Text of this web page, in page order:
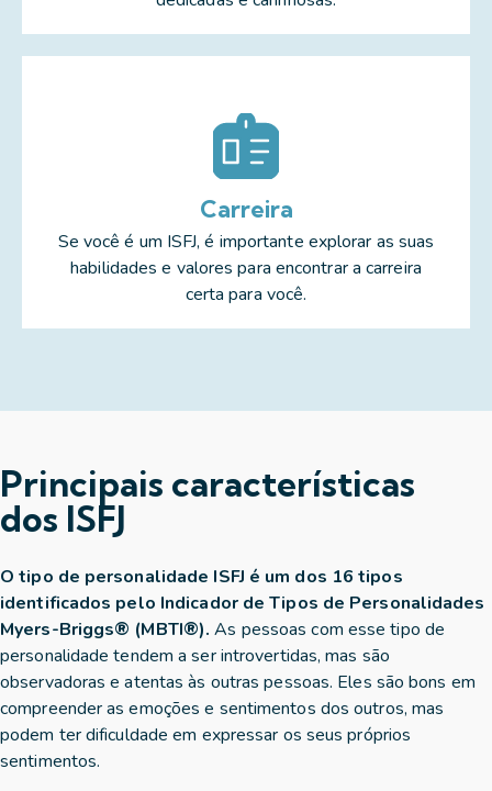
Carreira
Se você é um ISFJ, é importante explorar as suas
habilidades e valores para encontrar a carreira
certa para você.
Principais características
dos ISFJ
O tipo de personalidade ISFJ é um dos 16 tipos
identificados pelo Indicador de Tipos de Personalidades
Myers-Briggs® (MBTI®). As pessoas com esse tipo de
personalidade tendem a ser introvertidas, mas são
observadoras e atentas às outras pessoas. Eles são bons em
compreender as emoções e sentimentos dos outros, mas
podem ter dificuldade em expressar os seus próprios
sentimentos.